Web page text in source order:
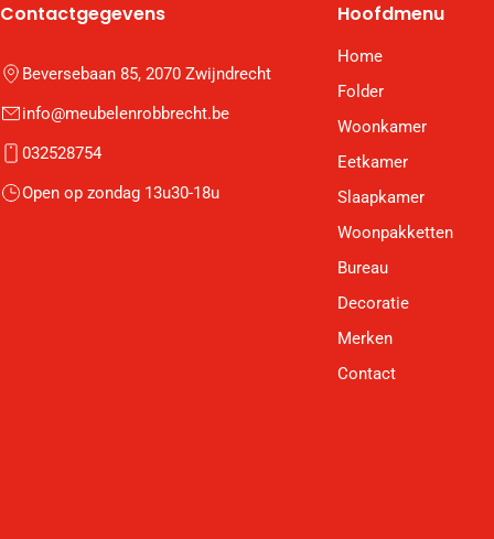
Contactgegevens
Beversebaan 85, 2070 Zwijndrecht
info@meubelenrobbrecht.be
032528754
Open op zondag 13u30-18u
Hoofdmenu
Home
Folder
Woonkamer
Eetkamer
Slaapkamer
Woonpakketten
Bureau
Decoratie
Merken
Contact